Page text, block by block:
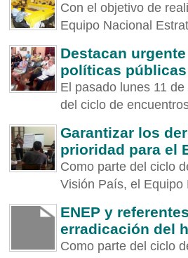
Con el objetivo de
Equipo Nacional
Destacan
políticas
El pasado lunes 11
del ciclo de
Garantizar los
prioridad para el
Como parte del ciclo
Visión País, el
ENEP y
erradicación del
Como parte del ciclo